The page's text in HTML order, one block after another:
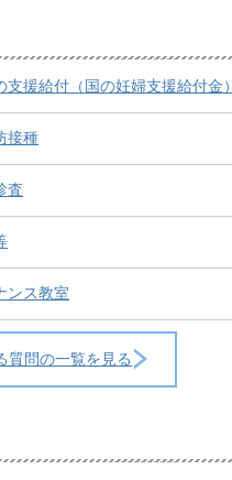
支援給付（国の妊婦支援給付金）
接種
査
ンス教室
質問の一覧を見る